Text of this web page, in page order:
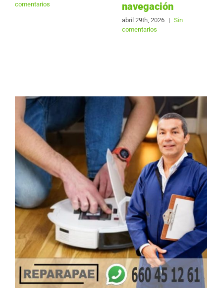
comentarios
navegación
abril 29th, 2026 | Sin
comentarios